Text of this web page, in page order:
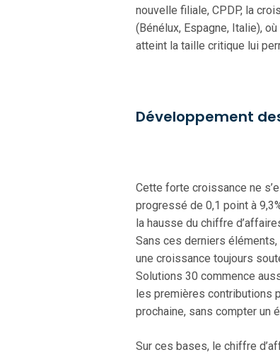
nouvelle filiale, CPDP, la
(Bénélux, Espagne, Italie),
atteint la taille critique lui
Développement
Cette forte croissance ne
progressé de 0,1 point à
la hausse du chiffre
Sans ces derniers
une croissance toujours
Solutions 30 commence
les premières contributions
prochaine, sans compter un
Sur ces bases, le chiffre